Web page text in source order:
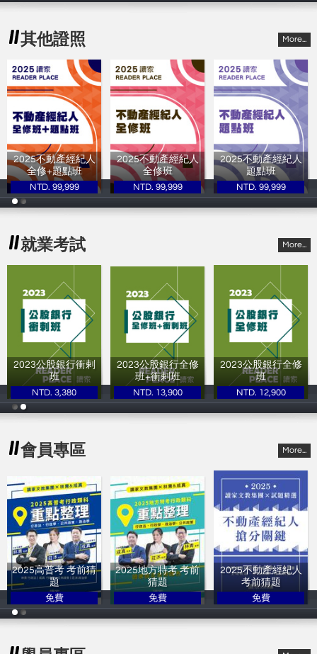
其他證照 More...
2025不動產經紀人
全修+題點班
讀家補習班
NTD. 99,999
2025不動產經紀人
全修班
讀家補習班
NTD. 99,999
2025不動產經紀人
題點班
讀家補習班
NTD. 99,999
就業考試 More...
2023公股銀行衝剌
班
讀家補習班
NTD. 3,380
2023公股銀行全修
班+衝剌班
讀家補習班
NTD. 13,900
2023公股銀行全修
班
讀家補習班
NTD. 12,900
會員專區 More...
2025高普考 考前猜
題
讀家補習班
免費
2025地方特考 考前
猜題
讀家補習班
免費
2025不動產經紀人
考前猜題
讀家補習班
免費